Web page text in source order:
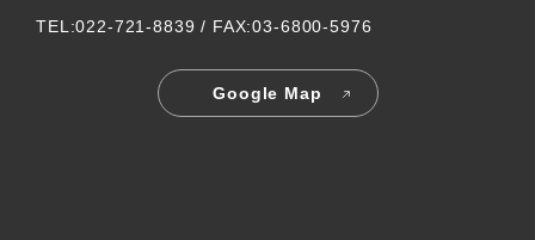
TEL:022-721-8839 / FAX:03-6800-5976
Google Map